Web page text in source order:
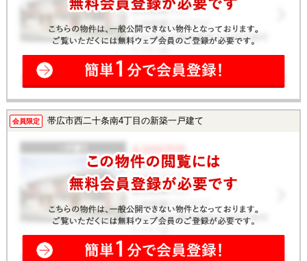
会員限定 帯広市西二十条南4丁目の新築一戸建て